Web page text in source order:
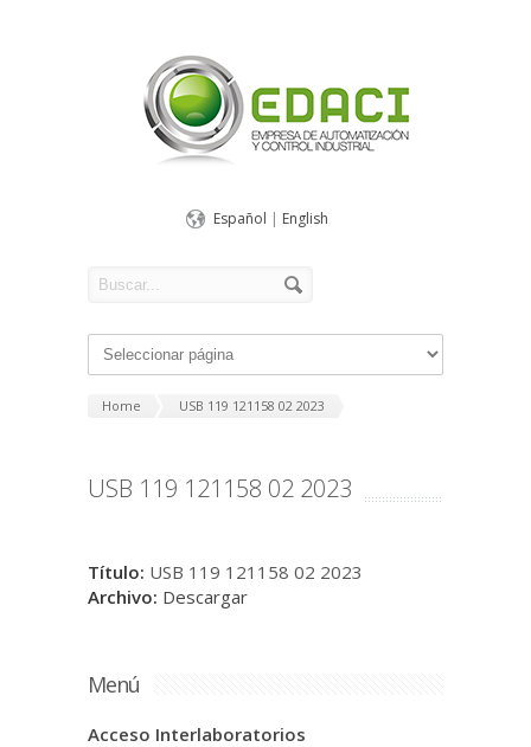
Español | English
Home USB 119 121158 02 2023
USB 119 121158 02 2023
Título: USB 119 121158 02 2023
Archivo: Descargar
Menú
Acceso Interlaboratorios